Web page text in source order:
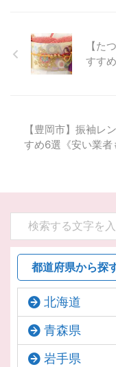
【た
すす
【豊岡市】振袖レ
すめ6選《安い業者
都道府県から探
北海道
青森県
岩手県